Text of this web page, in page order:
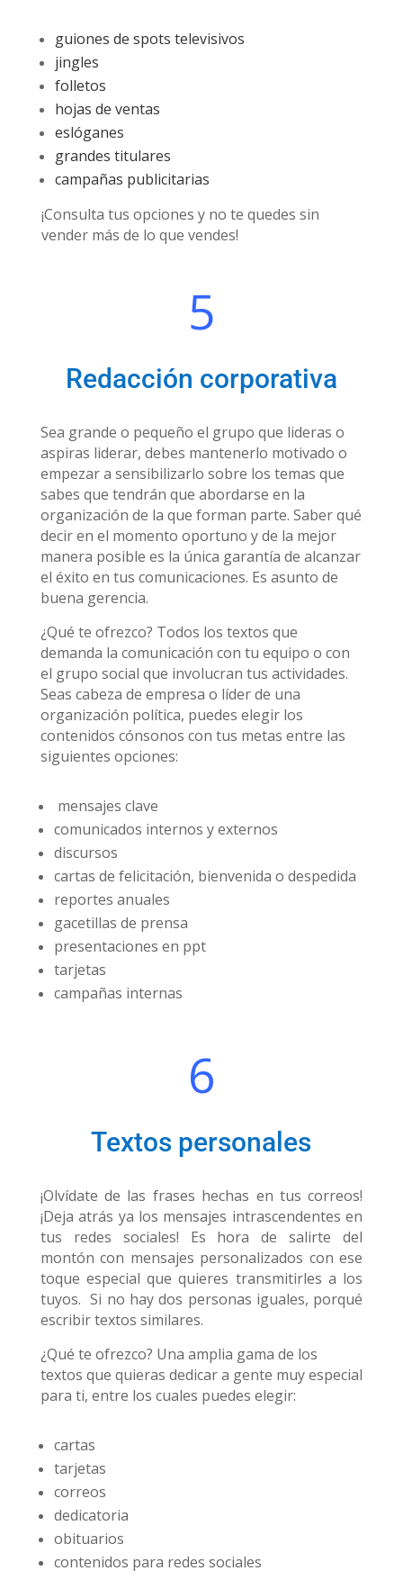
guiones de spots televisivos
jingles
folletos
hojas de ventas
eslóganes
grandes titulares
campañas publicitarias
¡Consulta tus opciones y no te quedes sin
vender más de lo que vendes!
5
Redacción corporativa
Sea grande o pequeño el grupo que lideras o
aspiras liderar, debes mantenerlo motivado o
empezar a sensibilizarlo sobre los temas que
sabes que tendrán que abordarse en la
organización de la que forman parte. Saber qué
decir en el momento oportuno y de la mejor
manera posible es la única garantía de alcanzar
el éxito en tus comunicaciones. Es asunto de
buena gerencia.
¿Qué te ofrezco? Todos los textos que
demanda la comunicación con tu equipo o con
el grupo social que involucran tus actividades.
Seas cabeza de empresa o líder de una
organización política, puedes elegir los
contenidos cónsonos con tus metas entre las
siguientes opciones:
mensajes clave
comunicados internos y externos
discursos
cartas de felicitación, bienvenida o despedida
reportes anuales
gacetillas de prensa
presentaciones en ppt
tarjetas
campañas internas
6
Textos personales
¡Olvídate de las frases hechas en tus correos!
¡Deja atrás ya los mensajes intrascendentes en
tus redes sociales! Es hora de salirte del
montón con mensajes personalizados con ese
toque especial que quieres transmitirles a los
tuyos. Si no hay dos personas iguales, porqué
escribir textos similares.
¿Qué te ofrezco? Una amplia gama de los
textos que quieras dedicar a gente muy especial
para ti, entre los cuales puedes elegir:
cartas
tarjetas
correos
dedicatoria
obituarios
contenidos para redes sociales